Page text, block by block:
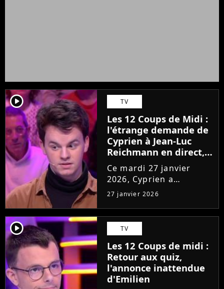
player2 TV
Les 12 Coups de Midi :
l'étrange demande de
Cyprien à Jean-Luc
Reichmann en direct,
"Si vous pouviez me..."
Ce mardi 27 janvier
2026, Cyprien a
enchaîné une 130ème
victoire dans Les 12
Coups de Midi et
dévoilé 4 cases sur
l'Etoile Mystérieuse.
Pourtant, c'est pour une
autre séquence avec...
27 janvier 2026
player2 TV
Les 12 Coups de midi :
Retour aux quiz,
l'annonce inattendue
d'Emilien